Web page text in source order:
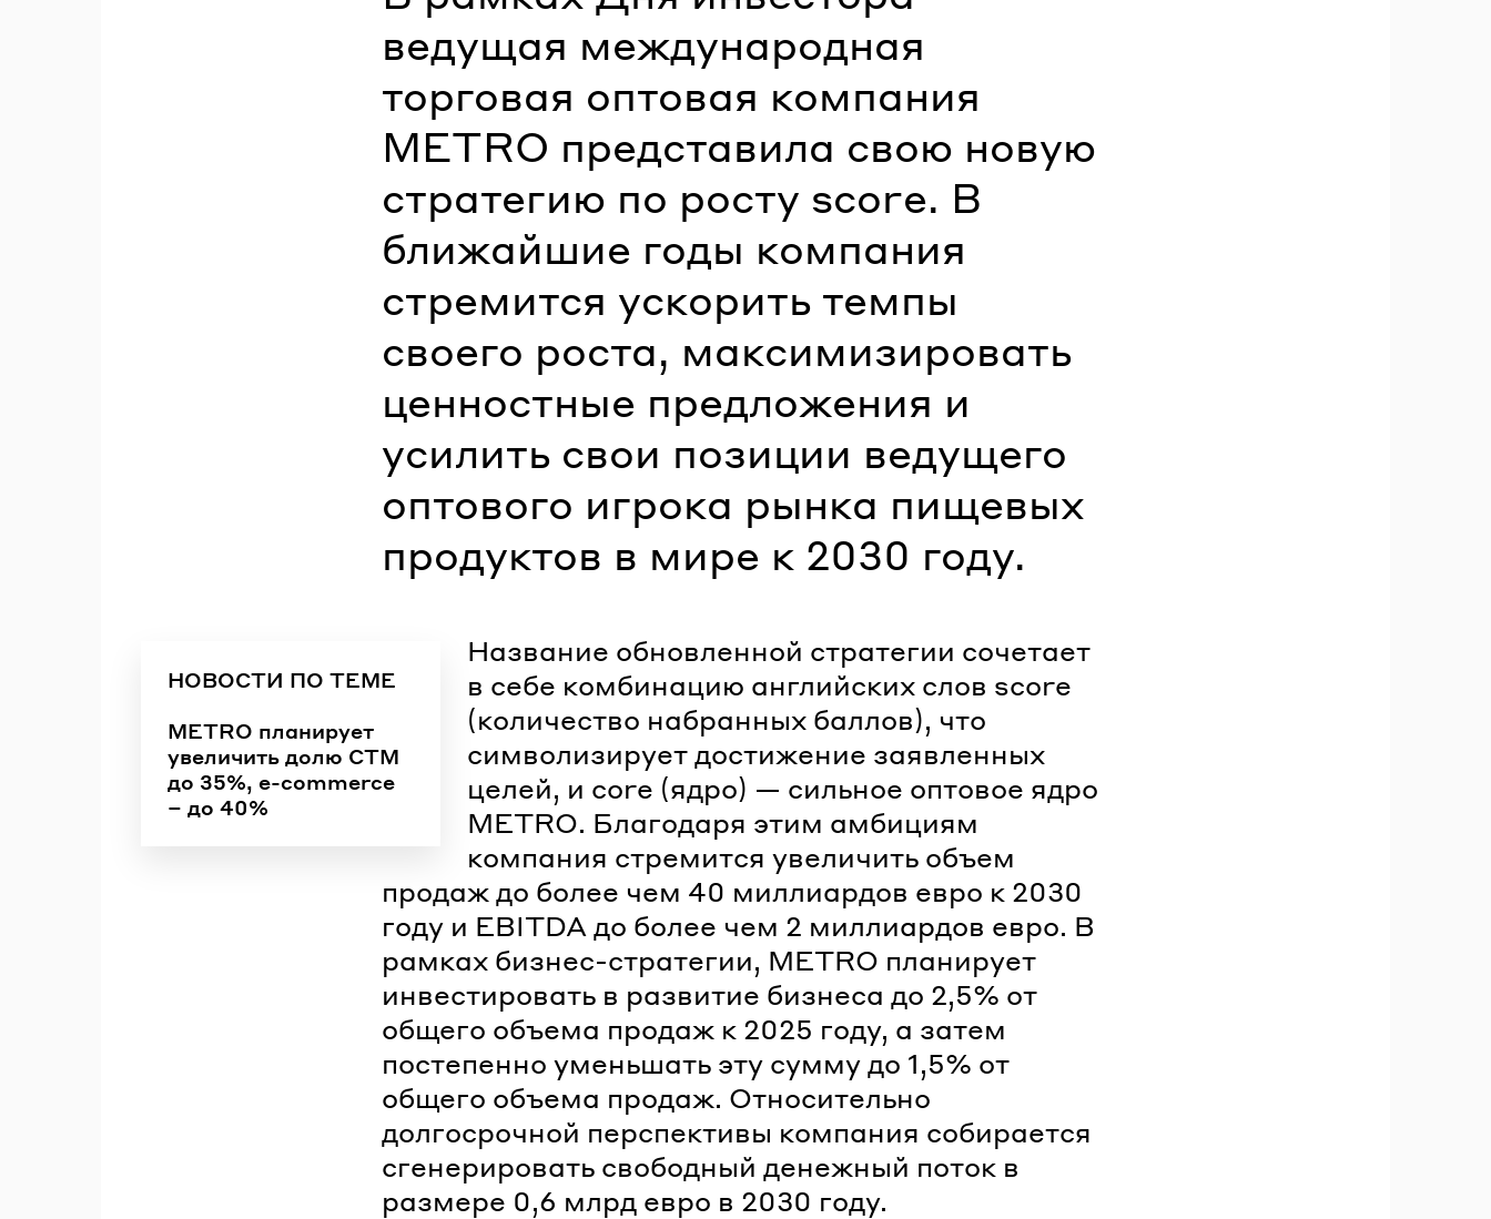
ведущая международная
торговая оптовая компания
METRO представила свою новую
стратегию по росту score. В
ближайшие годы компания
стремится ускорить темпы
своего роста, максимизировать
ценностные предложения и
усилить свои позиции ведущего
оптового игрока рынка пищевых
продуктов в мире к 2030 году.
НОВОСТИ ПО ТЕМЕ
METRO планирует
увеличить долю СТМ
до 35%, e-commerce
– до 40%
Название обновленной стратегии сочетает
в себе комбинацию английских слов score
(количество набранных баллов), что
символизирует достижение заявленных
целей, и core (ядро) — сильное оптовое ядро
METRO. Благодаря этим амбициям
компания стремится увеличить объем
продаж до более чем 40 миллиардов евро к 2030
году и EBITDA до более чем 2 миллиардов евро. В
рамках бизнес-стратегии, METRO планирует
инвестировать в развитие бизнеса до 2,5% от
общего объема продаж к 2025 году, а затем
постепенно уменьшать эту сумму до 1,5% от
общего объема продаж. Относительно
долгосрочной перспективы компания собирается
сгенерировать свободный денежный поток в
размере 0,6 млрд евро в 2030 году.